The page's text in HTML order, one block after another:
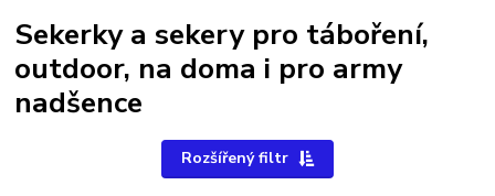
Sekerky a sekery pro táboření,
outdoor, na doma i pro army
nadšence
Rozšířený filtr